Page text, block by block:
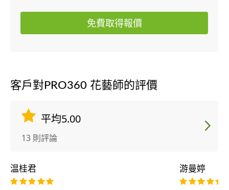
免費取得報價
客戶對PRO360 花藝師的評價
平均5.00
13 則評論
温桂君 游曼婷